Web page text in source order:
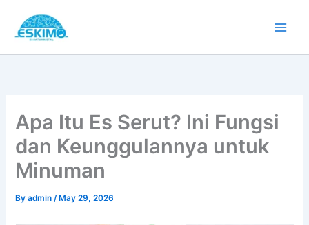
content
Apa Itu Es Serut? Ini Fungsi
dan Keunggulannya untuk
Minuman
Byadmin/ May 29, 2026